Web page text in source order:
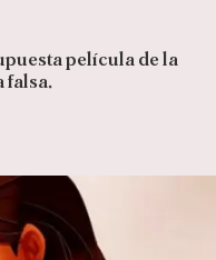
película de la
falsa.